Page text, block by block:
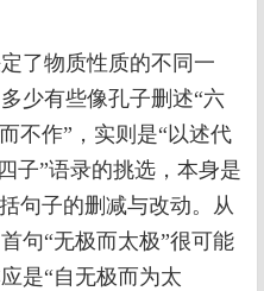
了物质性质的不同一
少有些像孔子删述“六
不作”，实则是“以述代
子”语录的挑选，本身是
句子的删减与改动。从
句“无极而太极”很可能
是“自无极而为太